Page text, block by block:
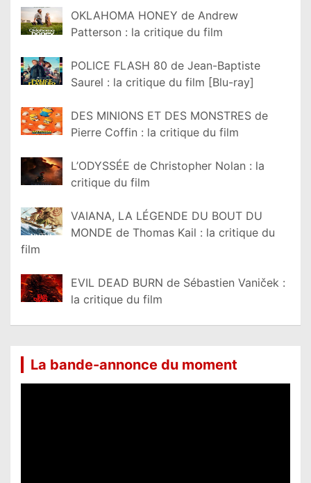
OKLAHOMA HONEY de Andrew
Patterson : la critique du film
POLICE FLASH 80 de Jean-Baptiste
Saurel : la critique du film [Blu-ray]
DES MINIONS ET DES MONSTRES de
Pierre Coffin : la critique du film
L’ODYSSÉE de Christopher Nolan : la
critique du film
VAIANA, LA LÉGENDE DU BOUT DU
MONDE de Thomas Kail : la critique du
film
EVIL DEAD BURN de Sébastien Vaniček :
la critique du film
La bande-annonce du moment